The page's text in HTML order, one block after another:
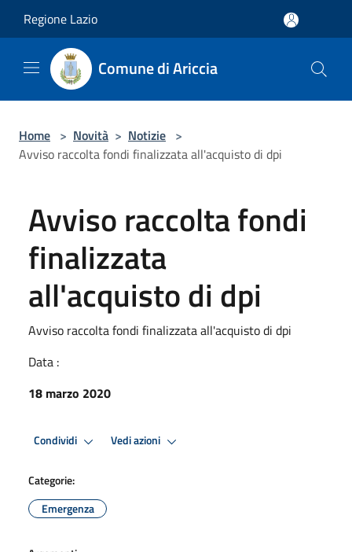
Regione Lazio
Comune di Ariccia
Home > Novità > Notizie >
Avviso raccolta fondi finalizzata all'acquisto di dpi
Avviso raccolta fondi
finalizzata
all'acquisto di dpi
Avviso raccolta fondi finalizzata all'acquisto di dpi
Data :
18 marzo 2020
Condividi Vedi azioni
Categorie:
Emergenza